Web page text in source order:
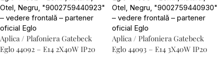
Aplica / Plafoniera Gatebeck
Eglo 44092 – E14 2X40W IP20
Aplica / Plafoniera Gatebeck
Eglo 44093 – E14 3X40W IP20